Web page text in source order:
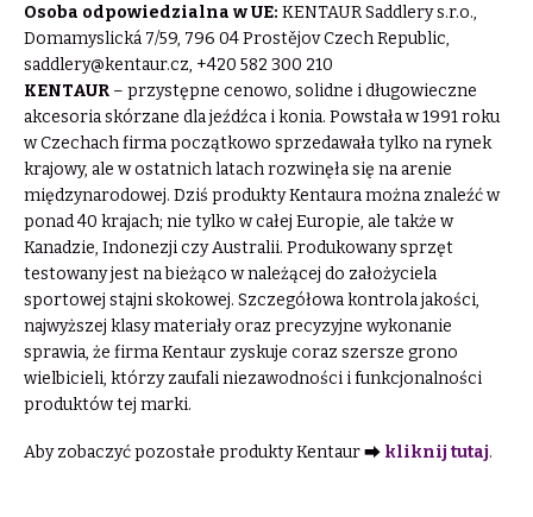
Osoba odpowiedzialna w UE: KENTAUR Saddlery s.r.o.,
Domamyslická 7/59, 796 04 Prostějov Czech Republic,
saddlery@kentaur.cz, +420 582 300 210
KENTAUR – przystępne cenowo, solidne i długowieczne
akcesoria skórzane dla jeźdźca i konia. Powstała w 1991 roku
w Czechach firma początkowo sprzedawała tylko na rynek
krajowy, ale w ostatnich latach rozwinęła się na arenie
międzynarodowej. Dziś produkty Kentaura można znaleźć w
ponad 40 krajach; nie tylko w całej Europie, ale także w
Kanadzie, Indonezji czy Australii. Produkowany sprzęt
testowany jest na bieżąco w należącej do założyciela
sportowej stajni skokowej. Szczegółowa kontrola jakości,
najwyższej klasy materiały oraz precyzyjne wykonanie
sprawia, że firma Kentaur zyskuje coraz szersze grono
wielbicieli, którzy zaufali niezawodności i funkcjonalności
produktów tej marki.
Aby zobaczyć pozostałe produkty Kentaur ⮕ kliknij tutaj.